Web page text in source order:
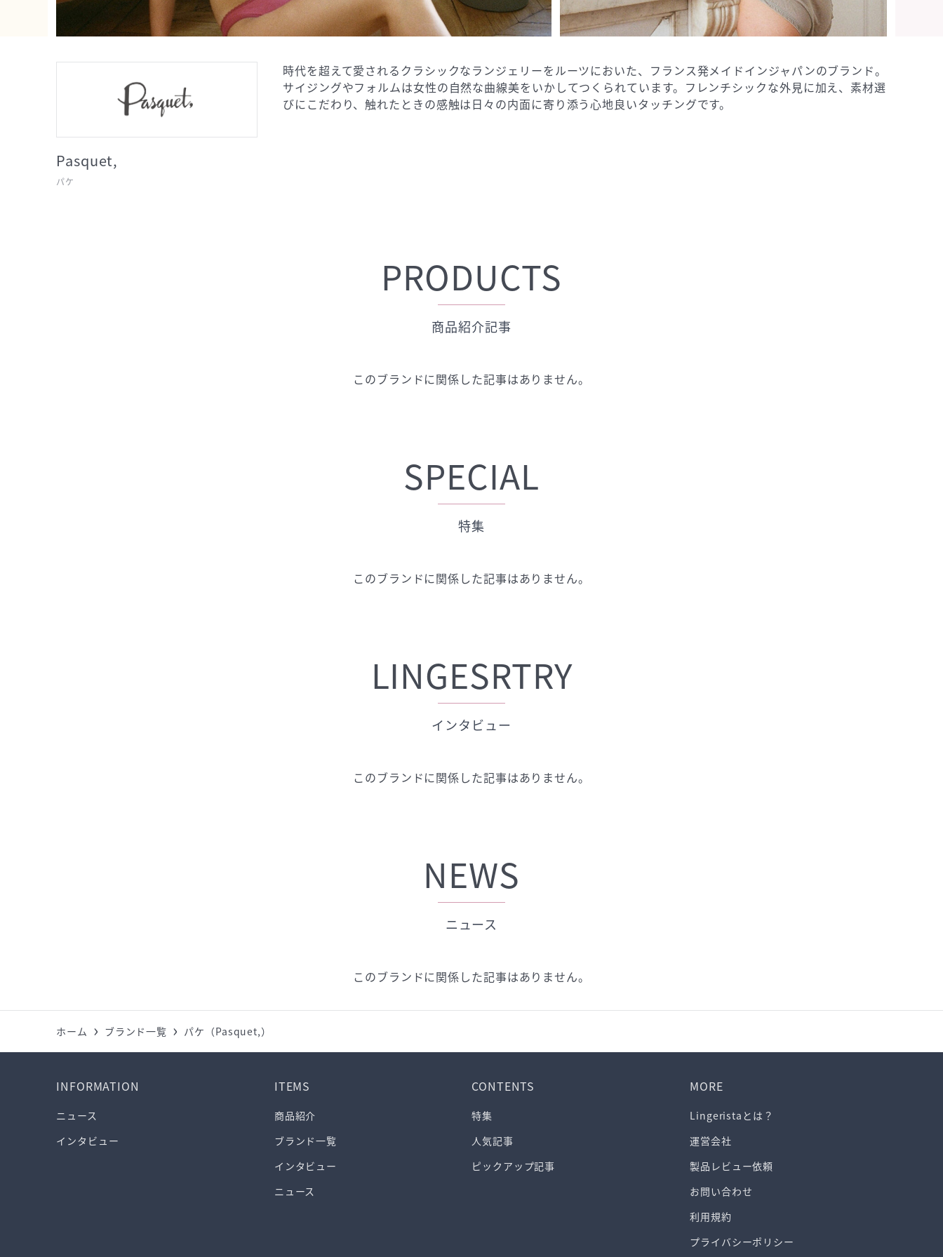
Pasquet,
パケ
時代を超えて愛されるクラシックなランジェリーをルーツにおいた、フランス発メイドインジャパンのブランド。
サイジングやフォルムは女性の自然な曲線美をいかしてつくられています。フレンチシックな外見に加え、素材選
びにこだわり、触れたときの感触は日々の内面に寄り添う心地良いタッチングです。
PRODUCTS
商品紹介記事
このブランドに関係した記事はありません。
SPECIAL
特集
このブランドに関係した記事はありません。
LINGESRTRY
インタビュー
このブランドに関係した記事はありません。
NEWS
ニュース
このブランドに関係した記事はありません。
ホーム ブランド一覧 パケ（Pasquet,）
INFORMATION
ニュース
インタビュー
ITEMS
商品紹介
ブランド一覧
インタビュー
ニュース
CONTENTS
特集
人気記事
ピックアップ記事
MORE
Lingeristaとは？
運営会社
製品レビュー依頼
お問い合わせ
利用規約
プライバシーポリシー